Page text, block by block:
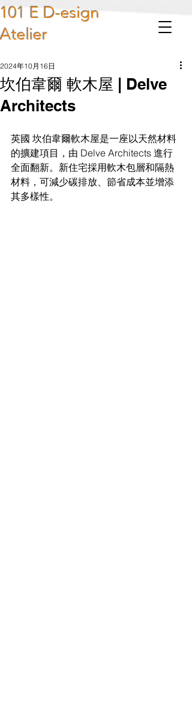
101 E D-esign
Atelier
坎伯韋爾 軟木屋 | Delve
Architects
2024年10月16日
英國 坎伯韋爾軟木屋是一座以天然材料
的擴建項目，由 Delve Architects 進行
全面翻新。新住宅採用軟木包層和隔熱
材料，可減少碳排放、節省成本並增添
其多樣性。